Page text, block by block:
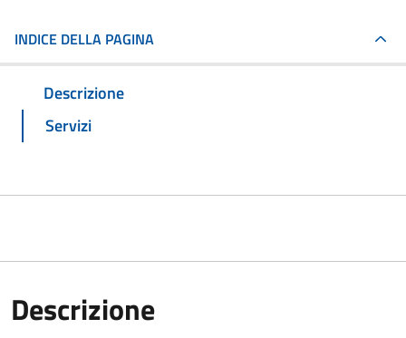
INDICE DELLA PAGINA
Descrizione
Servizi
Descrizione